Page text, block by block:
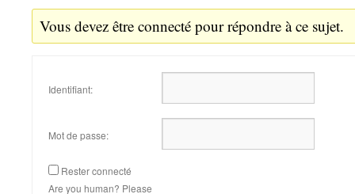
Vous devez être connecté pour répondre à ce sujet.
Identifiant:
Mot de passe:
Rester connecté
Are you human? Please